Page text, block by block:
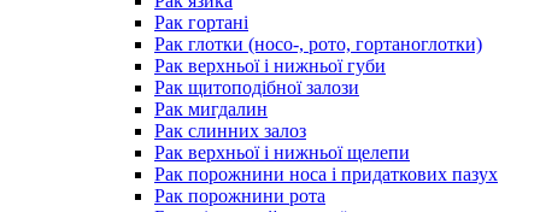
Рак гортані
Рак глотки (носо-, рото, гортаноглотки)
Рак верхньої і нижньої губи
Рак щитоподібної залози
Рак мигдалин
Рак слинних залоз
Рак верхньої і нижньої щелепи
Рак порожнини носа і придаткових пазух
Рак порожнини рота